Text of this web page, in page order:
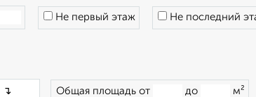
Не первый этаж Не последний
Общая площадь от до м²